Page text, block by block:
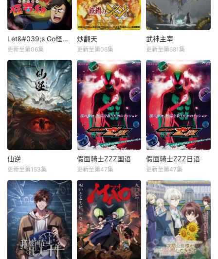
Let&#039;s Go怪奇组
更新至第06集
炒翻天
更新至第06集
武神主宰
更新至第681集
仙逆
更新至第153集
假面骑士ZZZ国语
更新至第47集
假面骑士ZZZ日语
更新至第47集